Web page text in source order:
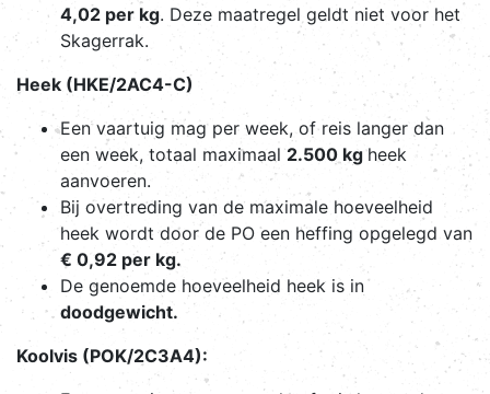
4,02 per kg. Deze maatregel geldt niet voor het
Skagerrak.
Heek (HKE/2AC4-C)
Een vaartuig mag per week, of reis langer dan
een week, totaal maximaal2.500 kgheek
aanvoeren.
Bij overtreding van de maximale hoeveelheid
heek wordt door de PO een heffing opgelegd van
€ 0,92 per kg.
De genoemde hoeveelheid heek is in
doodgewicht.
Koolvis (POK/2C3A4):